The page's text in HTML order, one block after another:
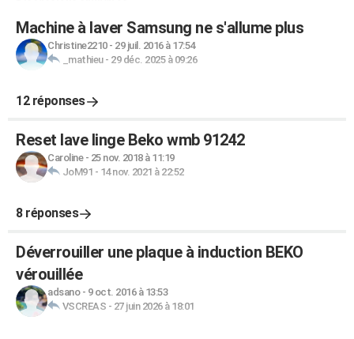
Machine à laver Samsung ne s'allume plus
Christine2210- 29 juil. 2016 à 17:54
_mathieu- 29 déc. 2025 à 09:26
12 réponses
Reset lave linge Beko wmb 91242
Caroline- 25 nov. 2018 à 11:19
JoM91 - 14 nov. 2021 à 22:52
8 réponses
Déverrouiller une plaque à induction BEKO
vérouillée
adsano- 9 oct. 2016 à 13:53
VSCREAS - 27 juin 2026 à 18:01